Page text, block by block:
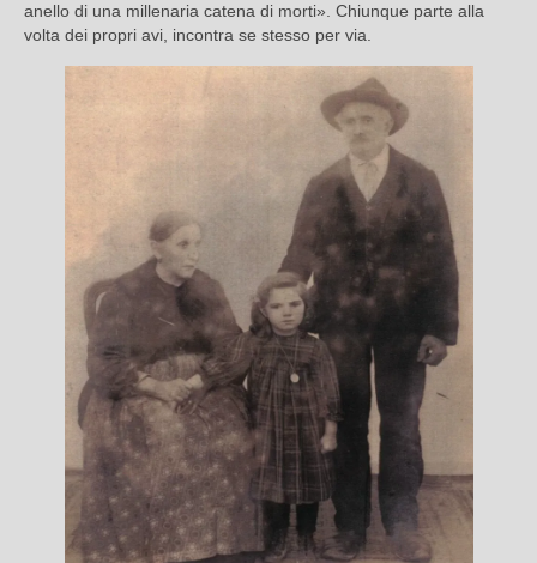
anello di una millenaria catena di morti». Chiunque parte alla
volta dei propri avi, incontra se stesso per via.